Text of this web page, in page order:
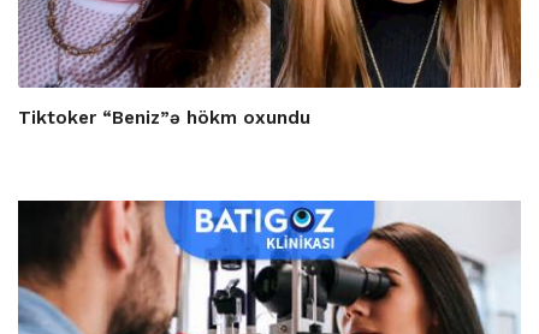
Tiktoker “Beniz”ə hökm oxundu